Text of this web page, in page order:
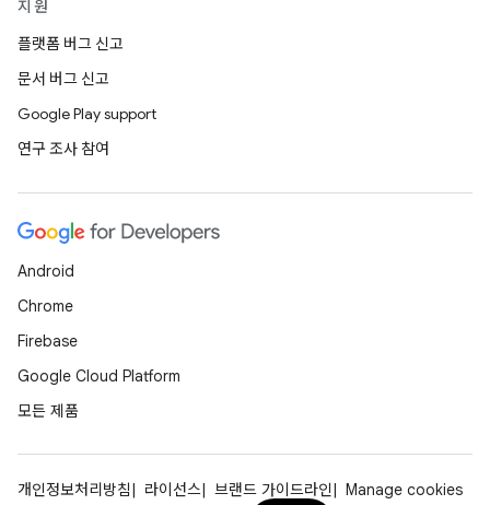
지원
플랫폼 버그 신고
문서 버그 신고
Google Play support
연구 조사 참여
Android
Chrome
Firebase
Google Cloud Platform
모든 제품
개인정보처리방침 라이선스 브랜드 가이드라인 Manage cookies